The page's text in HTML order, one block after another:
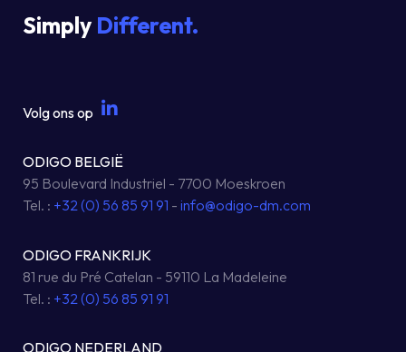
Simply Different.
Volg ons op
ODIGO BELGIË
95 Boulevard Industriel - 7700 Moeskroen
Tel. : +32 (0) 56 85 91 91 - info@odigo-dm.com
ODIGO FRANKRIJK
81 rue du Pré Catelan - 59110 La Madeleine
Tel. : +32 (0) 56 85 91 91
ODIGO NEDERLAND